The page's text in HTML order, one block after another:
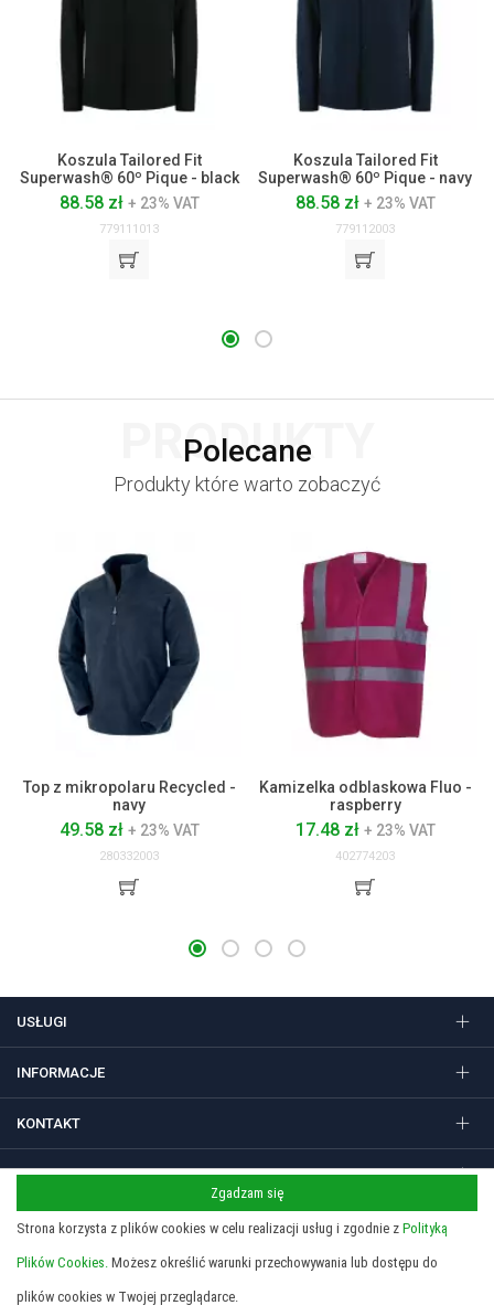
Koszula Tailored Fit
Superwash® 60º Pique - black
88.58 zł + 23% VAT
779111013
Koszula Tailored Fit
Superwash® 60º Pique - navy
88.58 zł + 23% VAT
779112003
Polecane
PRODUKTY
Produkty które warto zobaczyć
Top z mikropolaru Recycled -
navy
49.58 zł + 23% VAT
280332003
Kamizelka odblaskowa Fluo -
raspberry
17.48 zł + 23% VAT
402774203
USŁUGI
INFORMACJE
KONTAKT
FOLLOW US
Regulamin
Polityka prywatności i cookies
Copyright 2026 © STUDIO SIEDEM Grzegorz Żółtowski. Gadżety
Zgadzam się
Strona korzysta z plików cookies w celu realizacji usług i zgodnie z Polityką
Plików Cookies. Możesz określić warunki przechowywania lub dostępu do
plików cookies w Twojej przeglądarce.